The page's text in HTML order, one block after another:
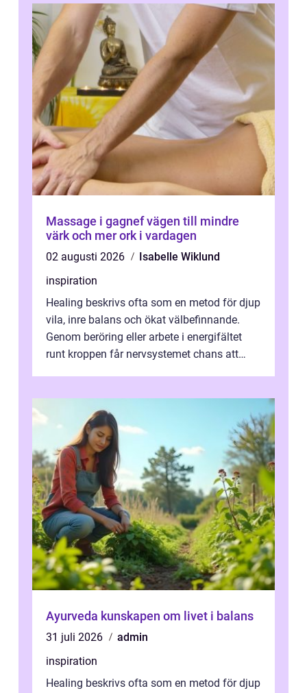
Massage i gagnef vägen till mindre
värk och mer ork i vardagen
02 augusti 2026
Isabelle Wiklund
inspiration
Healing beskrivs ofta som en metod för djup
vila, inre balans och ökat välbefinnande.
Genom beröring eller arbete i energifältet
runt kroppen får nervsystemet chans att
Ayurveda kunskapen om livet i balans
31 juli 2026
admin
inspiration
Healing beskrivs ofta som en metod för djup